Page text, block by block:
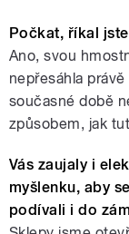
Počkat, říkal
Ano, svou
nepřesáhla
současné době
způsobem, jak
Vás zaujaly i
myšlenku, aby
podívali i do